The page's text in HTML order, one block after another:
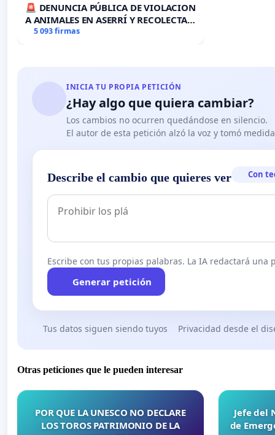
🚨 DENUNCIA PÚBLICA DE VIOLACION
A ANIMALES EN ASERRÍ Y RECOLECTA
DE FIRMAS 🚨
5 093 firmas
INICIA TU PROPIA PETICIÓN
¿Hay algo que quiera cambiar?
Los cambios no ocurren quedándose en silencio.
El autor de esta petición alzó la voz y tomó
Describe el cambio que quieres ver Con
Escribe con tus propias palabras. La IA redactará una
Generar petición
Tus datos siguen siendo tuyos Privacidad desde el
Otras peticiones que le pueden interesar
POR QUE LA UNESCO NO DECLARE
LOS TOROS PATRIMONIO DE LA
Jefe del
de